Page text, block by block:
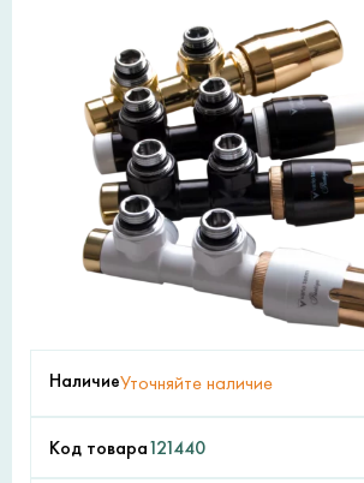
НаличиеУточняйте наличие
Код товара121440